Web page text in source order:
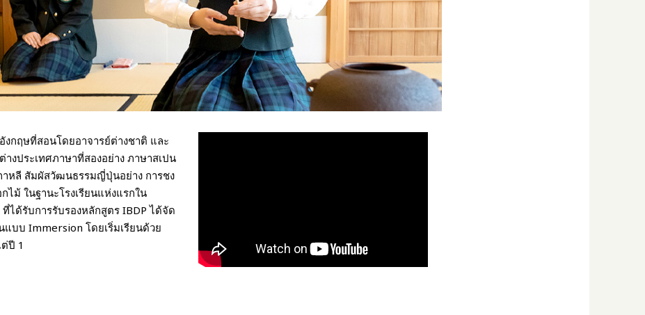
งกฤษที่สอนโดยอาจารย์ต่างชาติ และ
างประเทศภาษาที่สองอย่าง ภาษาสเปน
าหลี สัมผัสวัฒนธรรมญี่ปุ่นอย่าง การชง
ไม้ ในฐานะโรงเรียนแห่งแรกใน
ได้รับการรับรองหลักสูตร IBDP ได้จัด
แบบ Immersion โดยเริ่มเรียนด้วย
ปี 1